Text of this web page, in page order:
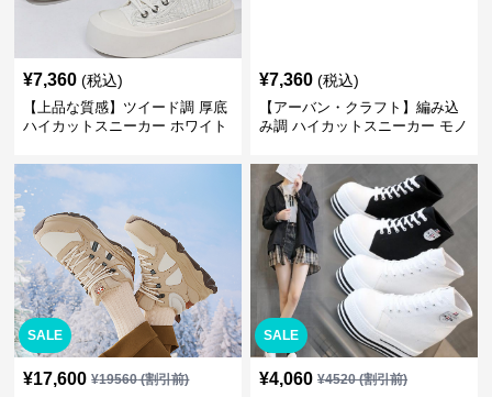
¥7,360 (税込)
【上品な質感】ツイード調 厚底
ハイカットスニーカー ホワイト
ビ クラシック
¥7,360 (税込)
【アーバン・クラフト】編み込
み調 ハイカットスニーカー モノ
トリート
SALE
¥17,600 ¥19560(割引前)
SALE
¥4,060 ¥4520(割引前)